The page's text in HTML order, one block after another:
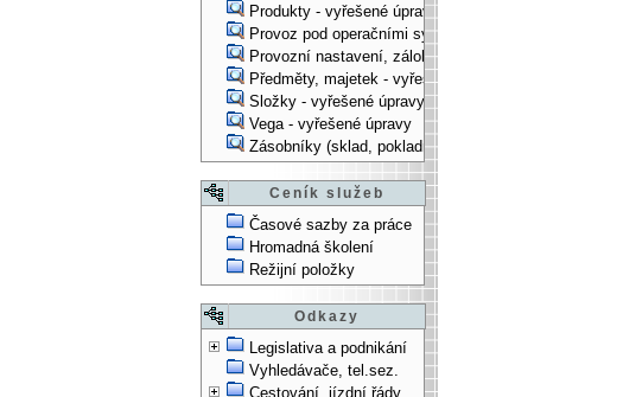
Produkty - vyřešené úpravy
Provoz pod operačními systémy, technologické věci -
Provozní nastavení, zálohování, instalace, ... -
Předměty, majetek - vyřešené úpravy
Složky - vyřešené úpravy
Vega - vyřešené úpravy
Zásobníky (sklad, pokladna, bank. účet) - vyřešené
Ceník služeb
Časové sazby za práce
Hromadná školení
Režijní položky
Odkazy
Legislativa a podnikání
Vyhledávače, tel.sez.
Cestování, jízdní řády